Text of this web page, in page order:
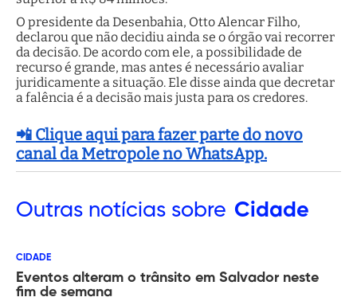
O presidente da Desenbahia, Otto Alencar Filho,
declarou que não decidiu ainda se o órgão vai recorrer
da decisão. De acordo com ele, a possibilidade de
recurso é grande, mas antes é necessário avaliar
juridicamente a situação. Ele disse ainda que decretar
a falência é a decisão mais justa para os credores.
📲 Clique aqui para fazer parte do novo
canal da Metropole no WhatsApp.
Outras notícias sobre Cidade
CIDADE
Eventos alteram o trânsito em Salvador neste
fim de semana